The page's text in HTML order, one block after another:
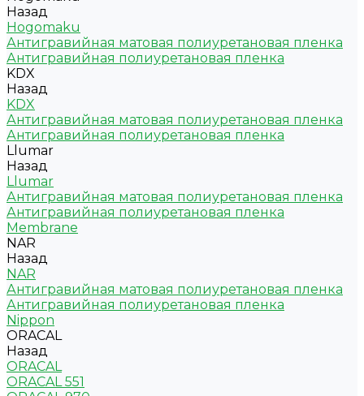
Назад
Hogomaku
Антигравийная матовая полиуретановая пленка
Антигравийная полиуретановая пленка
KDX
Назад
KDX
Антигравийная матовая полиуретановая пленка
Антигравийная полиуретановая пленка
Llumar
Назад
Llumar
Антигравийная матовая полиуретановая пленка
Антигравийная полиуретановая пленка
Membrane
NAR
Назад
NAR
Антигравийная матовая полиуретановая пленка
Антигравийная полиуретановая пленка
Nippon
ORACAL
Назад
ORACAL
ORACAL 551